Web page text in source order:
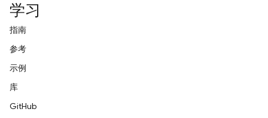
学习
指南
参考
示例
库
GitHub